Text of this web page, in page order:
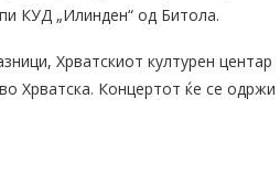
КУД „Илинден“ од Битола.
Хрватскиот културен центар
Хрватска. Концертот ќе се одржи